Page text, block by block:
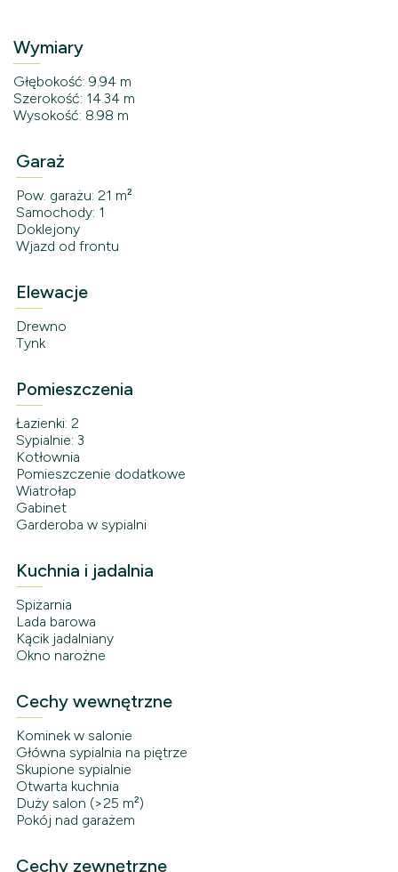
Wymiary
Głębokość: 9.94 m
Szerokość: 14.34 m
Wysokość: 8.98 m
Garaż
Pow. garażu: 21 m²
Samochody: 1
Doklejony
Wjazd od frontu
Elewacje
Drewno
Tynk
Pomieszczenia
Łazienki: 2
Sypialnie: 3
Kotłownia
Pomieszczenie dodatkowe
Wiatrołap
Gabinet
Garderoba w sypialni
Kuchnia i jadalnia
Spiżarnia
Lada barowa
Kącik jadalniany
Okno narożne
Cechy wewnętrzne
Kominek w salonie
Główna sypialnia na piętrze
Skupione sypialnie
Otwarta kuchnia
Duży salon (>25 m²)
Pokój nad garażem
Cechy zewnętrzne